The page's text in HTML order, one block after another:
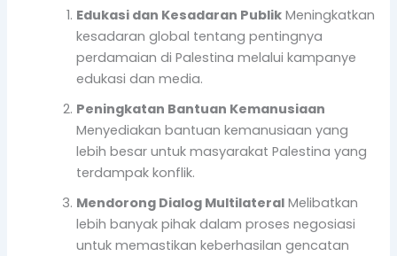
Edukasi dan Kesadaran Publik Meningkatkan
kesadaran global tentang pentingnya
perdamaian di Palestina melalui kampanye
edukasi dan media.
Peningkatan Bantuan Kemanusiaan
Menyediakan bantuan kemanusiaan yang
lebih besar untuk masyarakat Palestina yang
terdampak konflik.
Mendorong Dialog Multilateral Melibatkan
lebih banyak pihak dalam proses negosiasi
untuk memastikan keberhasilan gencatan